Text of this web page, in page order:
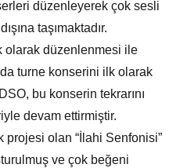
düzenleyerek çok sesli
taşımaktadır.
olarak düzenlenmesi ile
turne konserini ilk olarak
bu konserin tekrarını
devam ettirmiştir.
projesi olan “İlahi Senfonisi”
ve çok beğeni